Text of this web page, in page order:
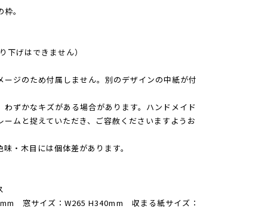
。
下げはできません）
ジのため付属しません。別のデザインの中紙が付
ずかなキズがある場合があります。ハンドメイド
ムと捉えていただき、ご容赦くださいますようお
・木目には個体差があります。
窓サイズ：W265 H340mm 収まる紙サイズ：